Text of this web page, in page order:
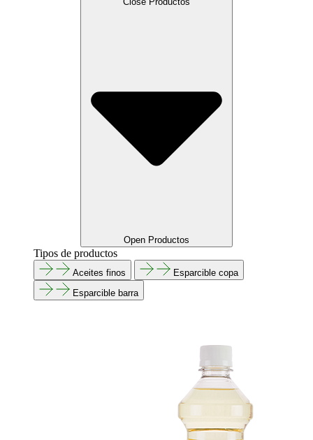
Open Productos
Tipos de productos
Aceites finos
Esparcible copa
Esparcible barra